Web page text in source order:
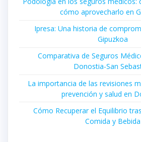
cómo aprovecharlo en
Ipresa: Una historia de
Gipuzkoa
Comparativa de Seguros
Donostia-San
La importancia de las revisiones
prevención y salud en
Cómo Recuperar el Equilibrio
Comida y Bebida